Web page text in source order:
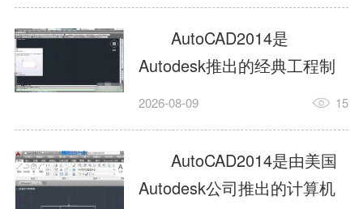
令行智能纠错与图层批量管
理，支持Win8触屏操作、点
云扫描数据导入，兼容各类
DWG图纸格式，文件互通...
绘图工具。软件专注精准二
维绘图、图纸编辑、参数化
设计及基础三维建模，广泛
应用于建筑设计、机械制
造、土木工程、室内设计等
多个行业。软件优化绘图流
畅度与文件兼容性，支持参
AutoCAD2014是
Autodesk推出的经典工程制
图设计软件，主打高效精准
建模作业，适配建筑、机
械、市政、室内设计等多行
业场景。软件优化运行机制
2026-08-09 15
AutoCAD2014是由美国
Autodesk公司推出的计算机